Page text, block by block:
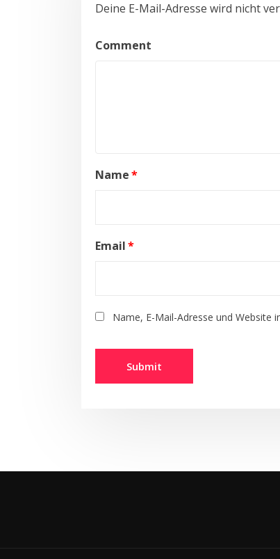
Deine E-Mail-Adresse wird nicht
Comment
Name*
Email*
Name, E-Mail-Adresse und Website